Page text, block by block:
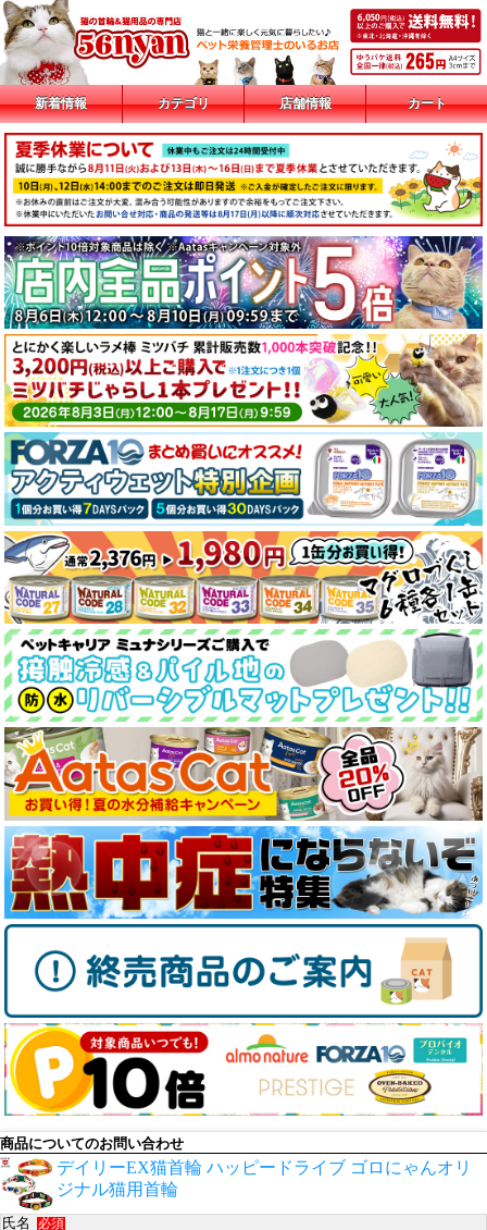
新着情報 カテゴリ 店舗情報 カート
商品についてのお問い合わせ
デイリーEX猫首輪 ハッピードライブ ゴロにゃんオリ
ジナル猫用首輪
氏名 必須